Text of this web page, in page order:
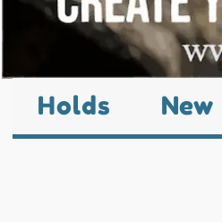
Holds